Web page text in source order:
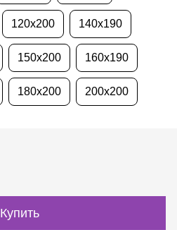
120х200 140х190
150х200 160х190
180х200 200х200
Купить